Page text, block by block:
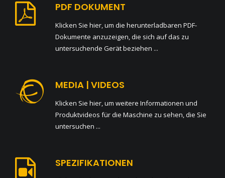
PDF DOKUMENT
Klicken Sie hier, um die herunterladbaren PDF-
Dokumente anzuzeigen, die sich auf das zu
untersuchende Gerät beziehen ...
MEDIA | VIDEOS
Klicken Sie hier, um weitere Informationen und
Produktvideos für die Maschine zu sehen, die Sie
untersuchen ...
SPEZIFIKATIONEN